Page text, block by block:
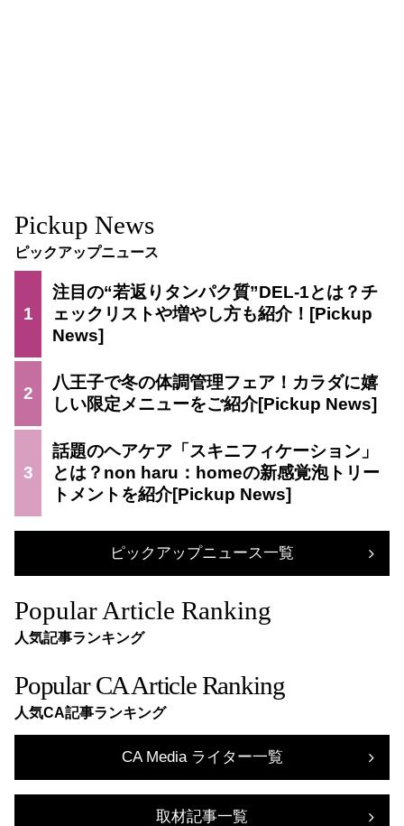
Pickup News
ピックアップニュース
1
注目の“若返りタンパク質”DEL-1とは？チ
ェックリストや増やし方も紹介！
2
八王子で冬の体調管理フェア！カラダに嬉
しい限定メニューをご紹介
3
話題のヘアケア「スキニフィケーション」
とは？non haru：homeの新感覚泡トリー
トメントを紹介
ピックアップニュース一覧
Popular Article Ranking
人気記事ランキング
Popular CA Article Ranking
人気CA記事ランキング
CA Media ライター一覧
取材記事一覧